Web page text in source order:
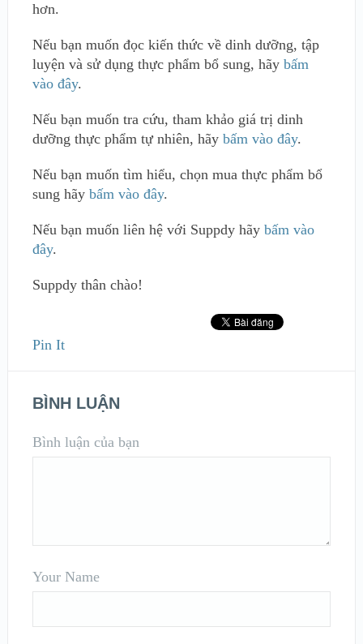
hơn.
Nếu bạn muốn đọc kiến thức về dinh dưỡng, tập
luyện và sử dụng thực phẩm bổ sung, hãy bấm
vào đây.
Nếu bạn muốn tra cứu, tham khảo giá trị dinh
dưỡng thực phẩm tự nhiên, hãy bấm vào đây.
Nếu bạn muốn tìm hiểu, chọn mua thực phẩm bổ
sung hãy bấm vào đây.
Nếu bạn muốn liên hệ với Suppdy hãy bấm vào
đây.
Suppdy thân chào!
Pin It
BÌNH LUẬN
Bình luận của bạn
Your Name